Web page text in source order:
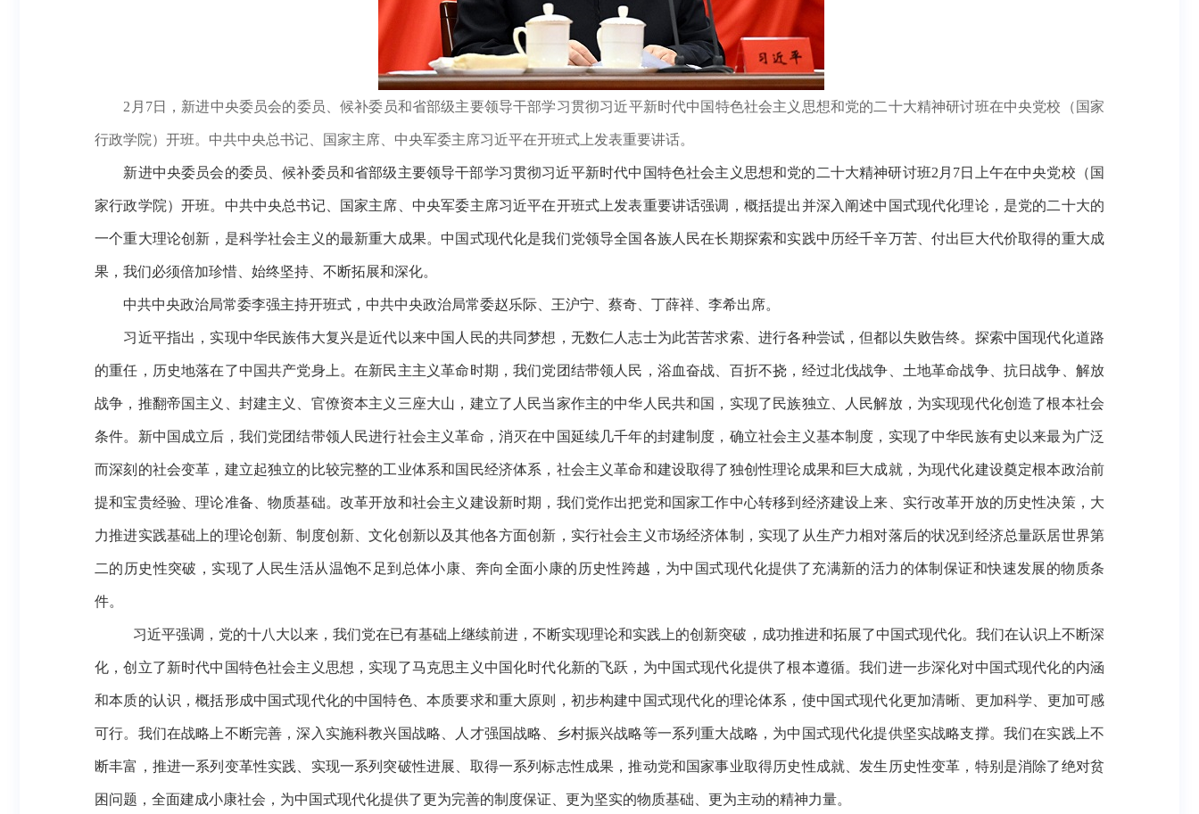
2月7日，新进中央委员会的委员、候补委员和省部级主要领导干部学习贯彻习近平新时代中国特色社会主义思想和党的二十大精神研讨班在中央党校（国家
行政学院）开班。中共中央总书记、国家主席、中央军委主席习近平在开班式上发表重要讲话。
新进中央委员会的委员、候补委员和省部级主要领导干部学习贯彻习近平新时代中国特色社会主义思想和党的二十大精神研讨班2月7日上午在中央党校（国
家行政学院）开班。中共中央总书记、国家主席、中央军委主席习近平在开班式上发表重要讲话强调，概括提出并深入阐述中国式现代化理论，是党的二十大的
一个重大理论创新，是科学社会主义的最新重大成果。中国式现代化是我们党领导全国各族人民在长期探索和实践中历经千辛万苦、付出巨大代价取得的重大成
果，我们必须倍加珍惜、始终坚持、不断拓展和深化。
中共中央政治局常委李强主持开班式，中共中央政治局常委赵乐际、王沪宁、蔡奇、丁薛祥、李希出席。
习近平指出，实现中华民族伟大复兴是近代以来中国人民的共同梦想，无数仁人志士为此苦苦求索、进行各种尝试，但都以失败告终。探索中国现代化道路
的重任，历史地落在了中国共产党身上。在新民主主义革命时期，我们党团结带领人民，浴血奋战、百折不挠，经过北伐战争、土地革命战争、抗日战争、解放
战争，推翻帝国主义、封建主义、官僚资本主义三座大山，建立了人民当家作主的中华人民共和国，实现了民族独立、人民解放，为实现现代化创造了根本社会
条件。新中国成立后，我们党团结带领人民进行社会主义革命，消灭在中国延续几千年的封建制度，确立社会主义基本制度，实现了中华民族有史以来最为广泛
而深刻的社会变革，建立起独立的比较完整的工业体系和国民经济体系，社会主义革命和建设取得了独创性理论成果和巨大成就，为现代化建设奠定根本政治前
提和宝贵经验、理论准备、物质基础。改革开放和社会主义建设新时期，我们党作出把党和国家工作中心转移到经济建设上来、实行改革开放的历史性决策，大
力推进实践基础上的理论创新、制度创新、文化创新以及其他各方面创新，实行社会主义市场经济体制，实现了从生产力相对落后的状况到经济总量跃居世界第
二的历史性突破，实现了人民生活从温饱不足到总体小康、奔向全面小康的历史性跨越，为中国式现代化提供了充满新的活力的体制保证和快速发展的物质条
件。
习近平强调，党的十八大以来，我们党在已有基础上继续前进，不断实现理论和实践上的创新突破，成功推进和拓展了中国式现代化。我们在认识上不断深
化，创立了新时代中国特色社会主义思想，实现了马克思主义中国化时代化新的飞跃，为中国式现代化提供了根本遵循。我们进一步深化对中国式现代化的内涵
和本质的认识 ，概括形成中国式现代化的中国特色、本质要求和重大原则， 初步构建中国式现代化的理论体系，使中国式现代化更加清晰 、更加科学、更加可感
可行。我们在战略上不断完善，深入实施科教兴国战略、人才强国战略、乡村振兴战略等一系列重大战略，为中国式现代化提供坚实战略支撑。我们在实践上不
断丰富，推进一系列变革性实践、实现一系列突破性进展、取得一系列标志性成果，推动党和国家事业取得历史性成就、发生历史性变革，特别是消除了绝对贫
困问题，全面建成小康社会，为中国式现代化提供了更为完善的制度保证、更为坚实的物质基础、更为主动的精神力量。